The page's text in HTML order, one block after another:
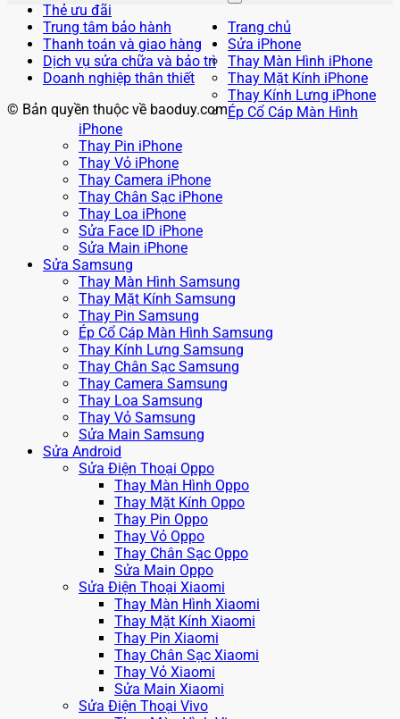
Thẻ ưu đãi
Trung tâm bảo hành
Thanh toán và giao hàng
Dịch vụ sửa chữa và bảo trì
Doanh nghiệp thân thiết
© Bản quyền thuộc về baoduy.com
Trang chủ
Sửa iPhone
Thay Màn Hình iPhone
Thay Mặt Kính iPhone
Thay Kính Lưng iPhone
Ép Cổ Cáp Màn Hình
iPhone
Thay Pin iPhone
Thay Vỏ iPhone
Thay Camera iPhone
Thay Chân Sạc iPhone
Thay Loa iPhone
Sửa Face ID iPhone
Sửa Main iPhone
Sửa Samsung
Thay Màn Hình Samsung
Thay Mặt Kính Samsung
Thay Pin Samsung
Ép Cổ Cáp Màn Hình Samsung
Thay Kính Lưng Samsung
Thay Chân Sạc Samsung
Thay Camera Samsung
Thay Loa Samsung
Thay Vỏ Samsung
Sửa Main Samsung
Sửa Android
Sửa Điện Thoại Oppo
Thay Màn Hình Oppo
Thay Mặt Kính Oppo
Thay Pin Oppo
Thay Vỏ Oppo
Thay Chân Sạc Oppo
Sửa Main Oppo
Sửa Điện Thoại Xiaomi
Thay Màn Hình Xiaomi
Thay Mặt Kính Xiaomi
Thay Pin Xiaomi
Thay Chân Sạc Xiaomi
Thay Vỏ Xiaomi
Sửa Main Xiaomi
Sửa Điện Thoại Vivo